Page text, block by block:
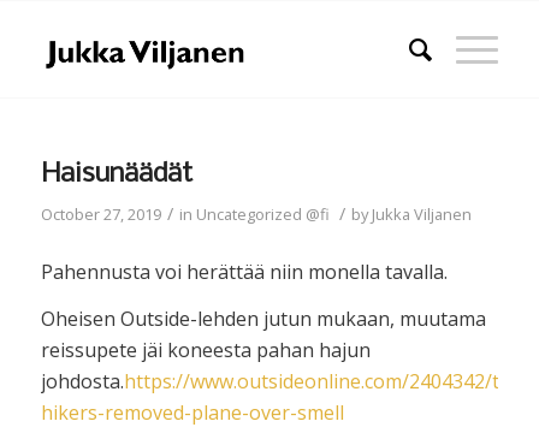
Haisunäädät
October 27, 2019 / in Uncategorized @fi / byJukka Viljanen
Pahennusta voi herättää niin monella tavalla.
Oheisen Outside-lehden jutun mukaan, muutama
reissupete jäi koneesta pahan hajun
johdosta.https://www.outsideonline.com/2404342/thru-
hikers-removed-plane-over-smell